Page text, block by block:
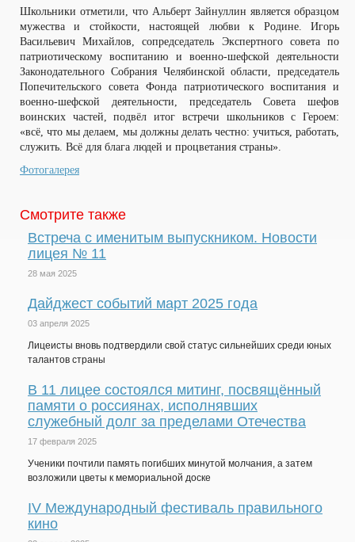
Школьники отметили, что Альберт Зайнуллин является образцом
мужества и стойкости, настоящей любви к Родине. Игорь
Васильевич Михайлов, сопредседатель Экспертного совета по
патриотическому воспитанию и военно-шефской деятельности
Законодательного Собрания Челябинской области, председатель
Попечительского совета Фонда патриотического воспитания и
военно-шефской деятельности, председатель Совета шефов
воинских частей, подвёл итог встречи школьников с Героем:
«всё, что мы делаем, мы должны делать честно: учиться, работать,
служить. Всё для блага людей и процветания страны».
Фотогалерея
Смотрите также
Встреча с именитым выпускником. Новости
лицея № 11
28 мая 2025
Дайджест событий март 2025 года
03 апреля 2025
Лицеисты вновь подтвердили свой статус сильнейших среди юных
талантов страны
В 11 лицее состоялся митинг, посвящённый
памяти о россиянах, исполнявших
служебный долг за пределами Отечества
17 февраля 2025
Ученики почтили память погибших минутой молчания, а затем
возложили цветы к мемориальной доске
IV Международный фестиваль правильного
кино